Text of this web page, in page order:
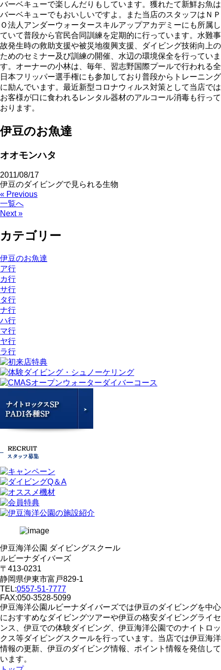
バーベキューで楽しんだりもしています。獲れたて新鮮お魚は
バーベキューでもおいしいですよ。また当店のスタッフはＮＰ
Ｏ法人アンダーウォータースキルアップアカデミーにも所属し
ていて普段から官民合同訓練を定期的に行っています。水難事
故発生時の救助支援や被災地復興支援、ダイビング技術向上の
ためのセミナー及び訓練の開催、水辺の環境保全を行っていま
す。オーナーの小林は、毎年、習志野国際プールで行われる全
日本フリッパー選手権にも参加しており普段からトレーニング
に励んでいます。最近新型コロナウィルス対策として当店では
お客様が口に食われるレンタル器材のアルコール消毒も行って
おります。
伊豆のお魚達
オオモンハタ
2011/08/17
伊豆のダイビングで見られる生物
« Previous
一覧へ
Next »
カテゴリー
伊豆のお魚達
ア行
カ行
サ行
タ行
ナ行
ハ行
マ行
ヤ行
ラ行
伊豆海洋公園 ダイビングスクール
ルビーナダイバーズ
〒413-0231
静岡県伊東市富戸829-1
TEL:0557-51-7777
FAX:050-3528-5099
伊豆海洋公園ルビーナダイバーズでは伊豆のダイビングを中心
におすすめなダイビングツアーや伊豆の格安ダイビングライセ
ンス、伊豆での体験ダイビング、伊豆海洋公園でのナイトロッ
クス等ダイビングスクールを行っています。当店では伊豆海洋
情報の更新、伊豆のダイビング情報、ポイント情報を発信して
います。